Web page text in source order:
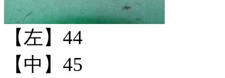
【左】44
【中】45